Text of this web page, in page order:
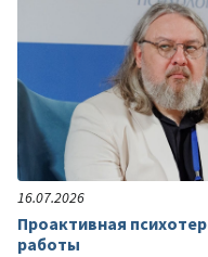
16.07.2026
Проактивная
работы